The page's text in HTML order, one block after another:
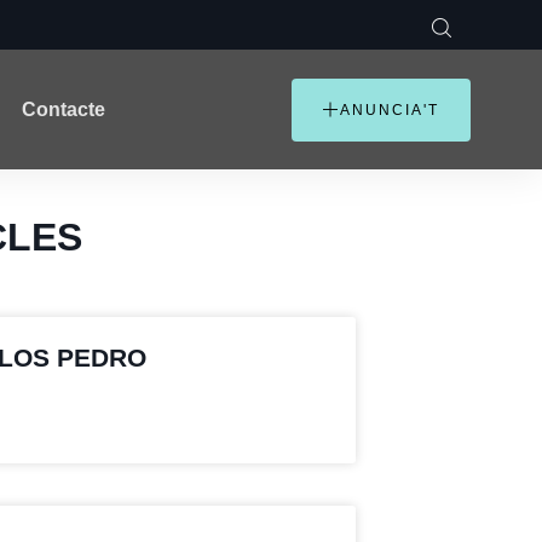
Contacte ANUNCIA'T
PEDRO